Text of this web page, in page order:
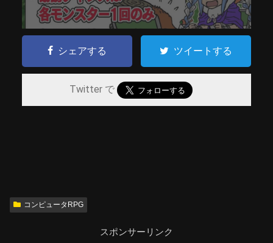
シェアする ツイートする
Twitter で
コンピュータRPG
スポンサーリンク